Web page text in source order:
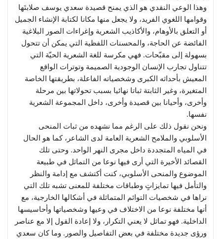
وهذا الوعي النقدي هو الذي يمنح قصيدة سعدي يوسف صلابتَها
وقوامها اللغوي الفريد، ولا يجعل منها مكانا لكتابة الإنشاء الجميل
أو التعلق بالأوهام، والأكاذيب الشعرية وإغراءات الصور البلاغية
الفائضة عن الحاجة، والمحسنات اللفظية التي يمكن أن تتحول
بسهولة إلى مقبّحات. فهي مكرسة للغة الشعرية الحيّة التي
تتناول تجارب الإنسان الوجودية الصميمة وتوترات الواقع
المعيش بأحداثه الكبرى وشخصياته الفاعلة، بطريقتها الخاصة
المتغيرة، وغير الثابتة ثباتا نهائيا بسبب تحولاتها بين مرحلة
وأخرى، وأحيانا بين قصيدة وأخرى، داخل المجموعة الشعرية
نفسها.
ونحن نقول ذلك على الرغم مما نشهده من ثبات المنحى
الأسلوبي والملامح الشعرية العامة لدى الشاعر، كما هو الحال
في المياه المتجددة داخل مجرى النهر الواحد. وحتى تلك
القصائد الأخيرة التي أرى فيها نوعا من التماثل في طبيعة
الموضوع والمنحى الأسلوبي، كنت أكتشف مع إدامة والنظر
والتأمل فيها تمايزاتٍ وطباقات مختلفة للمعنى تشبه تلك التي
نراها في شخصيات التوائم المتماثلة في أشكالها الخارجية، مع
أنها مختلفة نوعا من الاختلاف في وعيها وشخصياتها وأحاسيسها
الداخلية. فهو تماثل لا يعني التكرار، ولا إعادة القول إلا مع عناصر
ورؤى جديدة مختلفة في بعض التفاصيل والصور. وما كان سعدي